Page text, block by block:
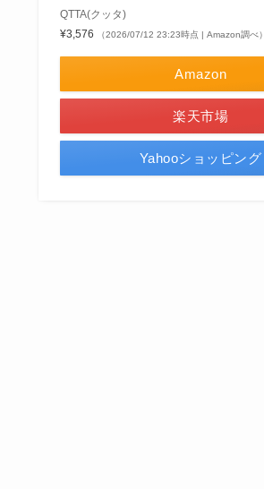
QTTA(クッタ)
¥3,576
（2026/07/12 23:23時点 | Amazon調べ）
Amazon
楽天市場
Yahooショッピング